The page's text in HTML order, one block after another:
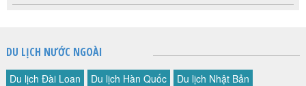
DU LỊCH NƯỚC NGOÀI
Du lịch Đài Loan Du lịch Hàn Quốc
Du lịch Nhật Bản